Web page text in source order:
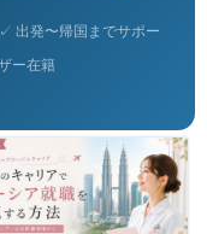
発〜帰国までサポー
ー在籍